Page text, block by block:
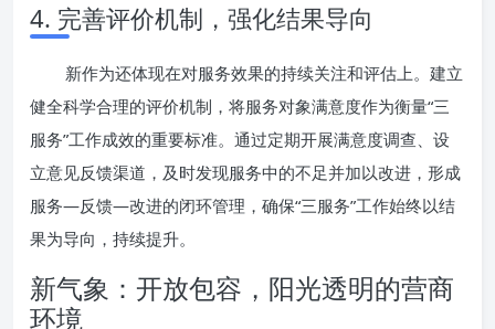
4. 完善评价机制，强化结果导向
新作为还体现在对服务效果的持续关注和评估上。建立
健全科学合理的评价机制，将服务对象满意度作为衡量“三
服务”工作成效的重要标准。通过定期开展满意度调查、设
立意见反馈渠道，及时发现服务中的不足并加以改进，形成
服务—反馈—改进的闭环管理，确保“三服务”工作始终以结
果为导向，持续提升。
新气象：开放包容，阳光透明的营商
环境